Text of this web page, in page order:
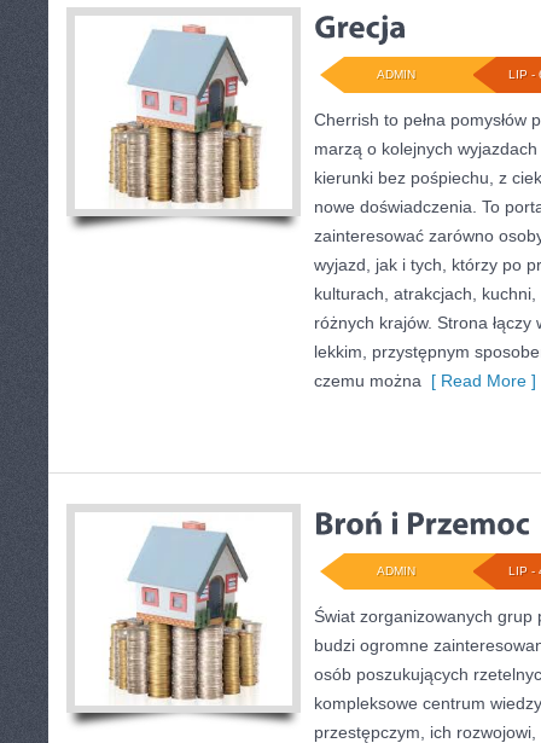
LIP -
ADMIN
Cherrish to pełna pomysłów
marzą o kolejnych
kierunki bez pośpiechu, z
nowe doświadczenia. To
zainteresować zarówno
wyjazd, jak i tych, którzy po
kulturach, atrakcjach,
różnych krajów. Strona
lekkim, przystępnym
czemu można [ Read More ]
LIP -
ADMIN
Świat zorganizowanych grup
budzi ogromne
osób poszukujących
kompleksowe centrum
przestępczym, ich